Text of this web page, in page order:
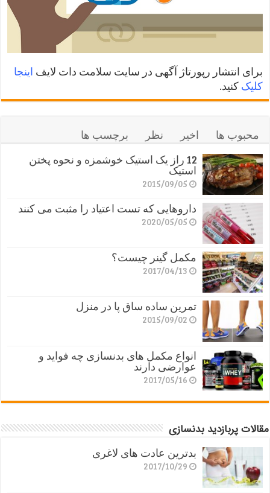
برای انتشار رپورتاژ آگهی در سایت سلامت دات لایف اینجا
کلیک کنید.
محبوب ها اخیر نظر
برچسب ها
12 راز یک استیک خوشمزه و نحوه پختن
استیک
2015/09/05
داروهایی که تست اعتیاد را مثبت می کنند
2020/05/05
مکمل گینر چیست؟
2017/04/13
تمرین ساده ساق پا در منزل
2015/09/02
انواع مکمل های بدنسازی چه فواید و
عوارضی دارند
2017/05/16
مقالات پربازدید بدنسازی
بدترین عادت های لاغری
2017/10/29